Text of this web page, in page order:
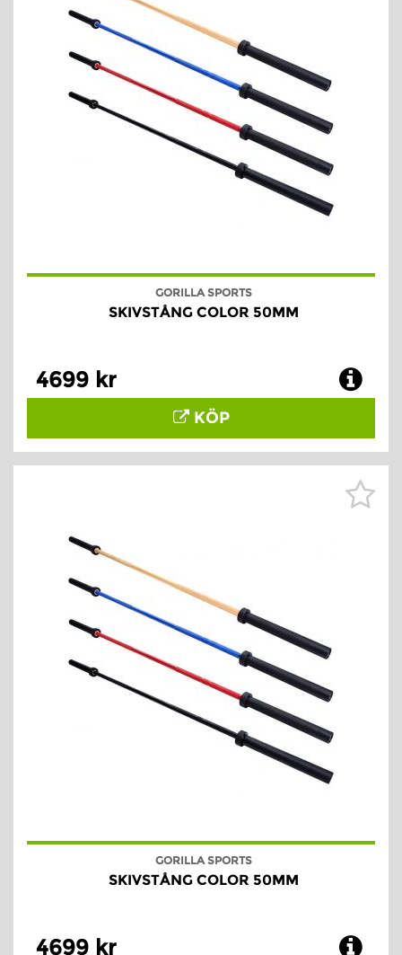
GORILLA SPORTS
SKIVSTÅNG COLOR 50MM
4699 kr
KÖP
GORILLA SPORTS
SKIVSTÅNG COLOR 50MM
4699 kr